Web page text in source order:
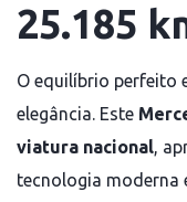
25.185
O equilíbrio perfeito
elegância. Este
viatura nacional,
tecnologia moderna